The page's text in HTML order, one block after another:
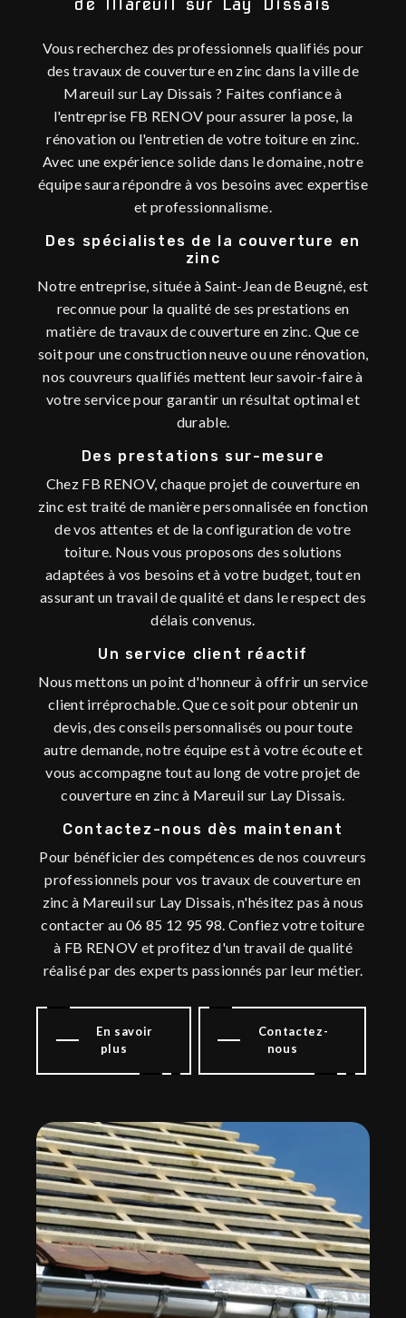
de Mareuil sur Lay Dissais
Vous recherchez des professionnels qualifiés pour
des travaux de couverture en zinc dans la ville de
Mareuil sur Lay Dissais ? Faites confiance à
l'entreprise FB RENOV pour assurer la pose, la
rénovation ou l'entretien de votre toiture en zinc.
Avec une expérience solide dans le domaine, notre
équipe saura répondre à vos besoins avec expertise
et professionnalisme.
Des spécialistes de la couverture en
zinc
Notre entreprise, située à Saint-Jean de Beugné, est
reconnue pour la qualité de ses prestations en
matière de travaux de couverture en zinc. Que ce
soit pour une construction neuve ou une rénovation,
nos couvreurs qualifiés mettent leur savoir-faire à
votre service pour garantir un résultat optimal et
durable.
Des prestations sur-mesure
Chez FB RENOV, chaque projet de couverture en
zinc est traité de manière personnalisée en fonction
de vos attentes et de la configuration de votre
toiture. Nous vous proposons des solutions
adaptées à vos besoins et à votre budget, tout en
assurant un travail de qualité et dans le respect des
délais convenus.
Un service client réactif
Nous mettons un point d'honneur à offrir un service
client irréprochable. Que ce soit pour obtenir un
devis, des conseils personnalisés ou pour toute
autre demande, notre équipe est à votre écoute et
vous accompagne tout au long de votre projet de
couverture en zinc à Mareuil sur Lay Dissais.
Contactez-nous dès maintenant
Pour bénéficier des compétences de nos couvreurs
professionnels pour vos travaux de couverture en
zinc à Mareuil sur Lay Dissais, n'hésitez pas à nous
contacter au 06 85 12 95 98. Confiez votre toiture
à FB RENOV et profitez d'un travail de qualité
réalisé par des experts passionnés par leur métier.
En savoir
plus
Contactez-
nous